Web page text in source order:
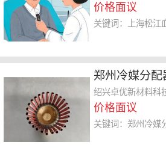
价格面议
关键词：上海松江
郑州冷媒分
优新材料科技
绍兴卓优新材料科
价格面议
关键词：郑州冷媒